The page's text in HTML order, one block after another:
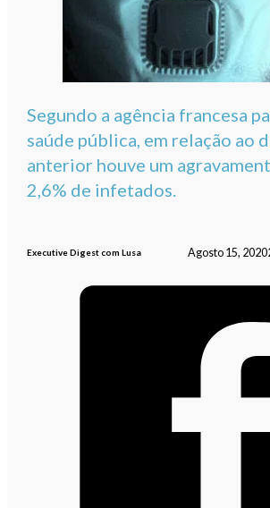
Segundo a agência francesa
saúde pública, em relação ao
anterior houve um
2,6% de infetados.
Executive Digest com Lusa Agosto 15, 2020